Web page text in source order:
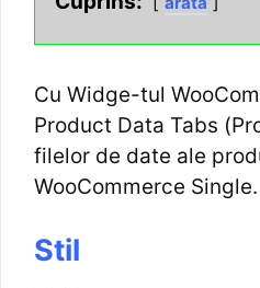
Cu Widge-tul
Product Data Tabs
filelor de date ale
WooCommerce Single.
Stil